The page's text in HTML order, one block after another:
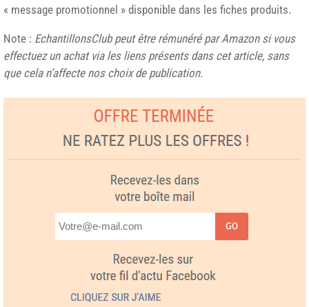
« message promotionnel » disponible dans les fiches produits.
Note : EchantillonsClub peut être rémunéré par Amazon si vous
effectuez un achat via les liens présents dans cet article, sans
que cela n’affecte nos choix de publication.
GO